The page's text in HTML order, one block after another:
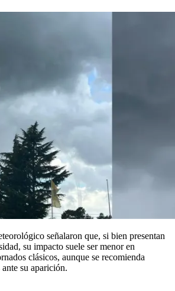
señalaron que, si bien presentan
su impacto suele ser menor en
clásicos, aunque se recomienda
su aparición.